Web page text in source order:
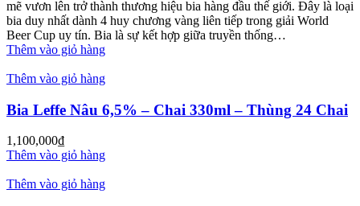
mẽ vươn lên trở thành thương hiệu bia hàng đầu thế giới. Đây là loại
bia duy nhất dành 4 huy chương vàng liên tiếp trong giải World
Beer Cup uy tín. Bia là sự kết hợp giữa truyền thống…
Thêm vào giỏ hàng
Thêm vào giỏ hàng
Bia Leffe Nâu 6,5% – Chai 330ml – Thùng 24 Chai
1,100,000₫
Thêm vào giỏ hàng
Thêm vào giỏ hàng